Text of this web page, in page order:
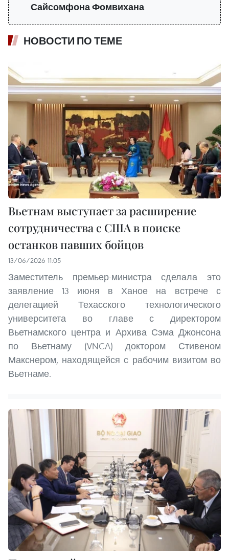
Сайсомфона Фомвихана
НОВОСТИ ПО ТЕМЕ
Вьетнам выступает за расширение
сотрудничества с США в поиске
останков павших бойцов
13/06/2026 11:05
Заместитель премьер-министра сделала это
заявление 13 июня в Ханое на встрече с
делегацией Техасского технологического
университета во главе с директором
Вьетнамского центра и Архива Сэма Джонсона
по Вьетнаму (VNCA) доктором Стивеном
Макснером, находящейся с рабочим визитом во
Вьетнаме.